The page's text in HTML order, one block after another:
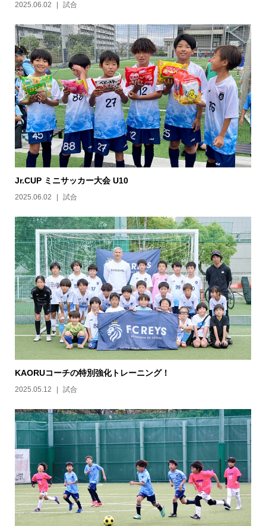
2025.06.02 試合
Jr.CUP ミニサッカー大会 U10
2025.06.02 試合
KAORUコーチの特別強化トレーニング！
2025.05.12 試合